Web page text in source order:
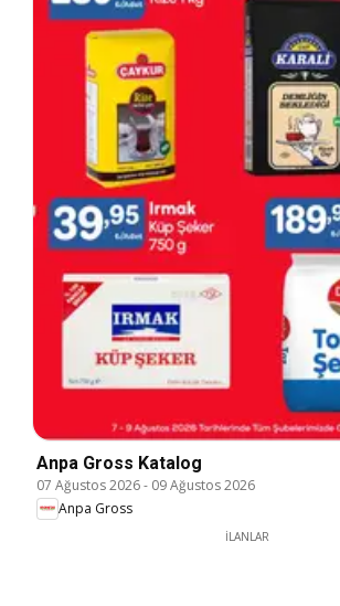
Anpa Gross Katalog
07 Ağustos 2026- 09 Ağustos 2026
Anpa Gross
İLANLAR